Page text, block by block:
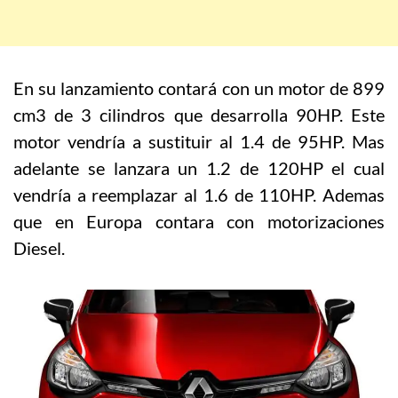
En su lanzamiento contará con un motor de 899
cm3 de 3 cilindros que desarrolla 90HP. Este
motor vendría a sustituir al 1.4 de 95HP. Mas
adelante se lanzara un 1.2 de 120HP el cual
vendría a reemplazar al 1.6 de 110HP. Ademas
que en Europa contara con motorizaciones
Diesel.